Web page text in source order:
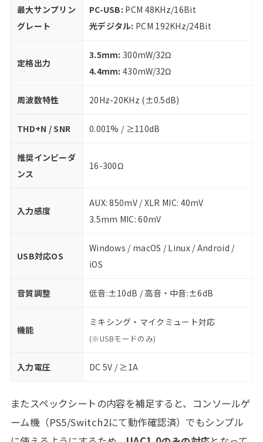
最大サンプリン
グレート
PC-USB: PCM 48KHz/16Bit
光デジタル: PCM 192KHz/24Bit
定格出力
3.5mm: 300mW/32Ω
4.4mm: 430mW/32Ω
周波数特性 20Hz-20KHz (±0.5dB)
THD+N / SNR 0.001% / ≥110dB
推奨インピーダ
ンス
16-300Ω
入力感度
AUX: 850mV / XLR MIC: 40mV
3.5mm MIC: 60mV
USB対応OS
Windows / macOS / Linux / Android /
iOS
音質調整 低音:±10dB / 高音・中音:±6dB
機能
ミキシング・マイクミュート対応
(※USBモードのみ)
入力電圧 DC 5V / ≥1A
またスペックシートの内容を補足すると、コンソールゲ
ーム機（PS5/Switch2にて動作確認済）でもシンプル